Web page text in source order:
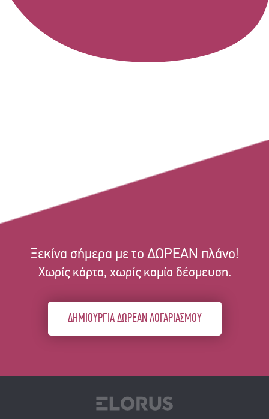
Ξεκίνα σήμερα με το ΔΩΡΕΑΝ πλάνο!
Χωρίς κάρτα, χωρίς καμία δέσμευση.
ΔΗΜΙΟΥΡΓΙΑ ΔΩΡΕΑΝ ΛΟΓΑΡΙΑΣΜΟΥ